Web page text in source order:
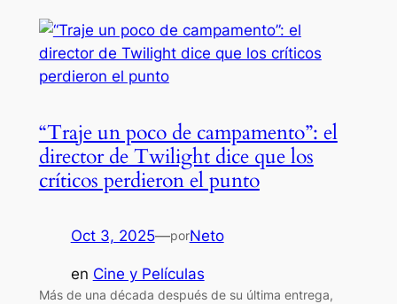
“Traje un poco de campamento”: el
director de Twilight dice que los
críticos perdieron el punto
Oct 3, 2025—porNeto
en Cine y Películas
Más de una década después de su última entrega,